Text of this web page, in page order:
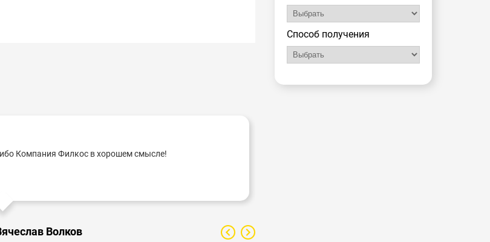
Компания Филкос в хорошем смысле!
Волков
Способ получения